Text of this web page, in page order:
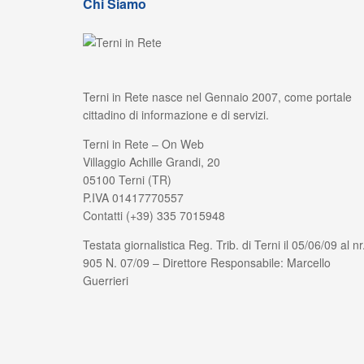
Chi Siamo
Terni in Rete nasce nel Gennaio 2007, come portale
cittadino di informazione e di servizi.
Terni in Rete – On Web
Villaggio Achille Grandi, 20
05100 Terni (TR)
P.IVA 01417770557
Contatti (+39) 335 7015948
Testata giornalistica Reg. Trib. di Terni il 05/06/09 al
905 N. 07/09 – Direttore Responsabile: Marcello
Guerrieri